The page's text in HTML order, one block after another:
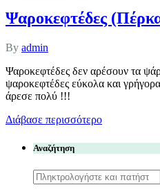
Ψαροκεφτέδες
By admin
Ψαροκεφτέδες δεν αρέσουν τα
ψαροκεφτέδες εύκολα και
άρεσε πολύ !!!
Διάβασε περισσότερο
Αναζήτηση
Search
for: